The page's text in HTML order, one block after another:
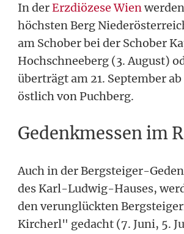
In derErzdiözese Wien
höchsten Berg
am Schober bei der Schober
Hochschneeberg (3. August)
überträgt am 21. September
östlich von Puchberg.
Gedenkmessen im
Auch in der Bergsteiger-
des Karl-Ludwig-Hauses,
den verunglückten
Kircherl" gedacht (7. Juni, 5.